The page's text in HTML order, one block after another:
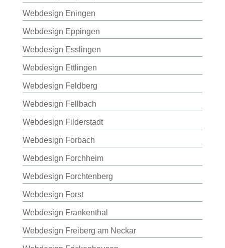
Webdesign Eningen
Webdesign Eppingen
Webdesign Esslingen
Webdesign Ettlingen
Webdesign Feldberg
Webdesign Fellbach
Webdesign Filderstadt
Webdesign Forbach
Webdesign Forchheim
Webdesign Forchtenberg
Webdesign Forst
Webdesign Frankenthal
Webdesign Freiberg am Neckar